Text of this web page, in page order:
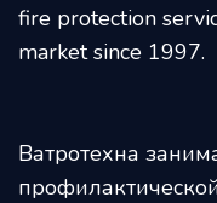
fire protection
market since 1997.
Ватротехна